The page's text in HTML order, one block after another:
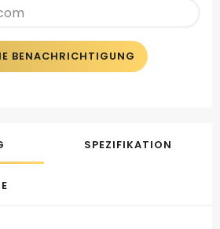
BENACHRICHTIGUNG
SPEZIFIKATION